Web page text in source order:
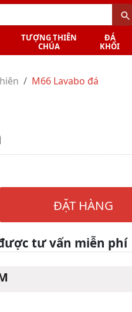
TƯỢNG THIÊN
CHÚA
ĐÁ
KHỐI
M66 Lavabo đá
ĐẶT HÀNG
tư vấn miễn phí